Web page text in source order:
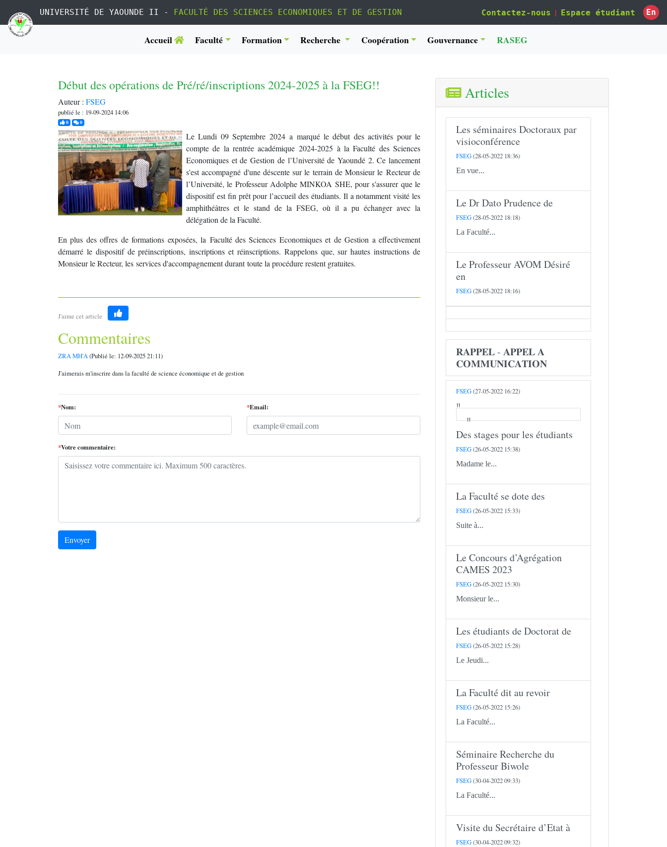
UNIVERSITÉ DE YAOUNDE II - FACULTÉ DES SCIENCES ECONOMIQUES ET DE GESTION Contactez-nous | Espace étudiant En
Accueil Faculté Formation Recherche Coopération Gouvernance RASEG
Début des opérations de Pré/ré/inscriptions 2024-2025 à la FSEG!!
Auteur : FSEG
publié le : 19-09-2024 14:06
0j'aime0commentaires
Le Lundi 09 Septembre 2024 a marqué le début des activités pour le
compte de la rentrée académique 2024-2025 à la Faculté des Sciences
Economiques et de Gestion de l’Université de Yaoundé 2. Ce lancement
s'est accompagné d'une déscente sur le terrain de Monsieur le Recteur de
l’Université, le Professeur Adolphe MINKOA SHE, pour s'assurer que le
dispositif est fin prêt pour l’accueil des étudiants. Il a notamment visité les
amphithéâtres et le stand de la FSEG, où il a pu échanger avec la
délégation de la Faculté.
En plus des offres de formations exposées, la Faculté des Sciences Economiques et de Gestion a effectivement
démarré le dispositif de préinscriptions, inscriptions et réinscriptions. Rappelons que, sur hautes instructions de
Monsieur le Recteur, les services d'accompagnement durant toute la procédure restent gratuites.
J'aime cet article
Like
Commentaires
ZRA MH'A(Publié le: 12-09-2025 21:11)
J'aimerais m'inscrire dans la faculté de science économique et de gestion
*Nom: *Email:
*Votre commentaire:
Envoyer
Articles
Les séminaires Doctoraux par
visioconférence
FSEG(28-05-2022 18:36)
En vue...
Le Dr Dato Prudence de
FSEG(28-05-2022 18:18)
La Faculté...
Le Professeur AVOM Désiré
en
FSEG(28-05-2022 18:16)
𝐑𝐀𝐏𝐏𝐄𝐋 - 𝐀𝐏𝐏𝐄𝐋 𝐀
𝐂𝐎𝐌𝐌𝐔𝐍𝐈𝐂𝐀𝐓𝐈𝐎𝐍
FSEG(27-05-2022 16:22)
Des stages pour les étudiants
FSEG(26-05-2022 15:38)
Madame le...
La Faculté se dote des
FSEG(26-05-2022 15:33)
Suite à...
Le Concours d’Agrégation
CAMES 2023
FSEG(26-05-2022 15:30)
Monsieur le...
Les étudiants de Doctorat de
FSEG(26-05-2022 15:28)
Le Jeudi...
La Faculté dit au revoir
FSEG(26-05-2022 15:26)
La Faculté...
Séminaire Recherche du
Professeur Biwole
FSEG(30-04-2022 09:33)
La Faculté...
Visite du Secrétaire d’Etat à
FSEG(30-04-2022 09:32)